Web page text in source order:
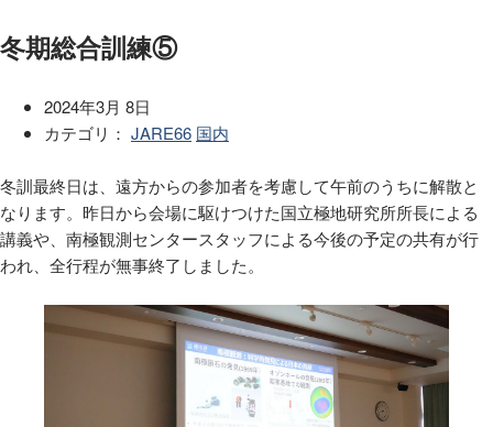
冬期総合訓練⑤
2024年3月 8日
カテゴリ： JARE66 国内
冬訓最終日は、遠方からの参加者を考慮して午前のうちに解散と
なります。昨日から会場に駆けつけた国立極地研究所所長による
講義や、南極観測センタースタッフによる今後の予定の共有が行
われ、全行程が無事終了しました。